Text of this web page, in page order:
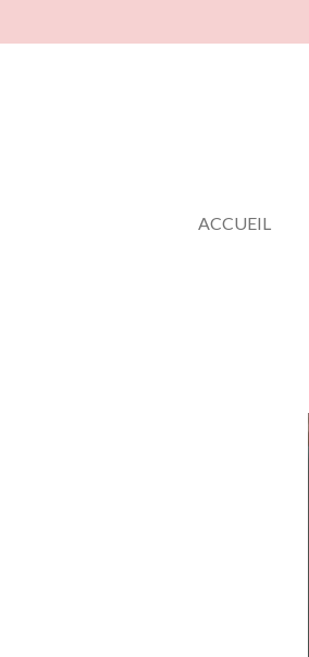
au
ACCUEIL